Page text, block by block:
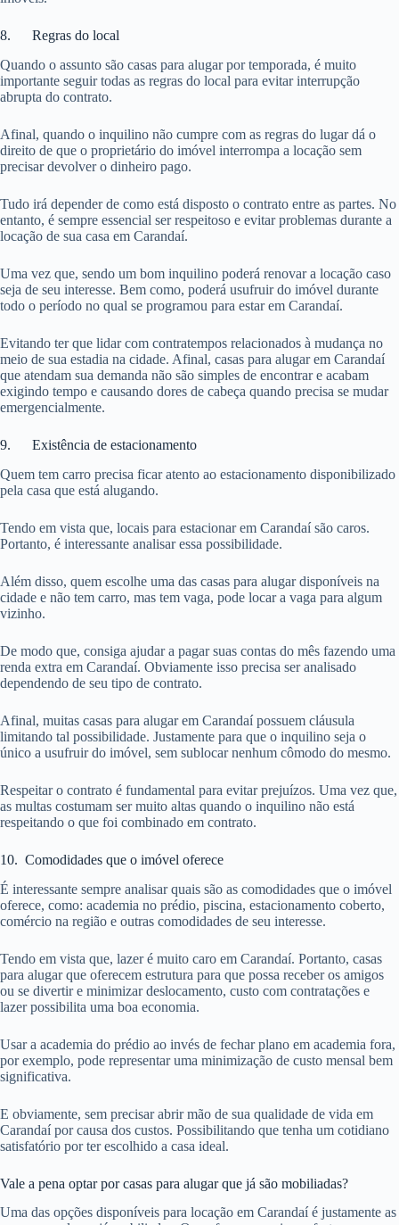
8. Regras do local
Quando o assunto são casas para alugar por temporada, é muito
importante seguir todas as regras do local para evitar interrupção
abrupta do contrato.
Afinal, quando o inquilino não cumpre com as regras do lugar dá o
direito de que o proprietário do imóvel interrompa a locação sem
precisar devolver o dinheiro pago.
Tudo irá depender de como está disposto o contrato entre as partes. No
entanto, é sempre essencial ser respeitoso e evitar problemas durante a
locação de sua casa em Carandaí.
Uma vez que, sendo um bom inquilino poderá renovar a locação caso
seja de seu interesse. Bem como, poderá usufruir do imóvel durante
todo o período no qual se programou para estar em Carandaí.
Evitando ter que lidar com contratempos relacionados à mudança no
meio de sua estadia na cidade. Afinal, casas para alugar em Carandaí
que atendam sua demanda não são simples de encontrar e acabam
exigindo tempo e causando dores de cabeça quando precisa se mudar
emergencialmente.
9. Existência de estacionamento
Quem tem carro precisa ficar atento ao estacionamento disponibilizado
pela casa que está alugando.
Tendo em vista que, locais para estacionar em Carandaí são caros.
Portanto, é interessante analisar essa possibilidade.
Além disso, quem escolhe uma das casas para alugar disponíveis na
cidade e não tem carro, mas tem vaga, pode locar a vaga para algum
vizinho.
De modo que, consiga ajudar a pagar suas contas do mês fazendo uma
renda extra em Carandaí. Obviamente isso precisa ser analisado
dependendo de seu tipo de contrato.
Afinal, muitas casas para alugar em Carandaí possuem cláusula
limitando tal possibilidade. Justamente para que o inquilino seja o
único a usufruir do imóvel, sem sublocar nenhum cômodo do mesmo.
Respeitar o contrato é fundamental para evitar prejuízos. Uma vez que,
as multas costumam ser muito altas quando o inquilino não está
respeitando o que foi combinado em contrato.
10. Comodidades que o imóvel oferece
É interessante sempre analisar quais são as comodidades que o imóvel
oferece, como: academia no prédio, piscina, estacionamento coberto,
comércio na região e outras comodidades de seu interesse.
Tendo em vista que, lazer é muito caro em Carandaí. Portanto, casas
para alugar que oferecem estrutura para que possa receber os amigos
ou se divertir e minimizar deslocamento, custo com contratações e
lazer possibilita uma boa economia.
Usar a academia do prédio ao invés de fechar plano em academia fora,
por exemplo, pode representar uma minimização de custo mensal bem
significativa.
E obviamente, sem precisar abrir mão de sua qualidade de vida em
Carandaí por causa dos custos. Possibilitando que tenha um cotidiano
satisfatório por ter escolhido a casa ideal.
Vale a pena optar por casas para alugar que já são mobiliadas?
Uma das opções disponíveis para locação em Carandaí é justamente as